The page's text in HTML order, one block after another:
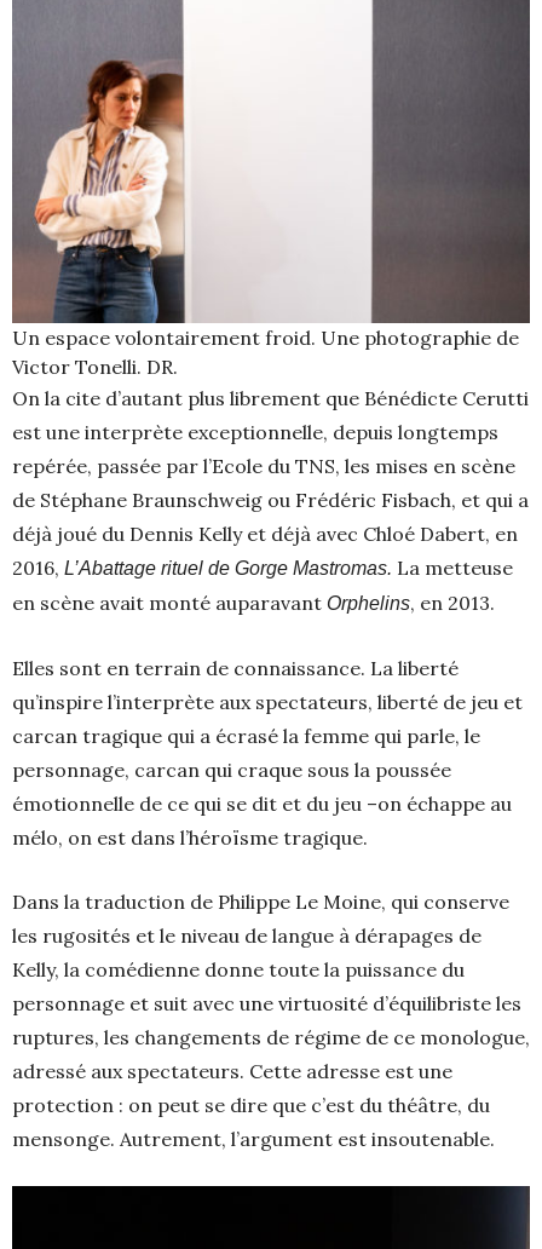
Un espace volontairement froid. Une photographie de
Victor Tonelli. DR.
On la cite d’autant plus librement que Bénédicte Cerutti
est une interprète exceptionnelle, depuis longtemps
repérée, passée par l’Ecole du TNS, les mises en scène
de Stéphane Braunschweig ou Frédéric Fisbach, et qui a
déjà joué du Dennis Kelly et déjà avec Chloé Dabert, en
2016, L’Abattage rituel de Gorge Mastromas. La metteuse
en scène avait monté auparavant Orphelins, en 2013.
Elles sont en terrain de connaissance. La liberté
qu’inspire l’interprète aux spectateurs, liberté de jeu et
carcan tragique qui a écrasé la femme qui parle, le
personnage, carcan qui craque sous la poussée
émotionnelle de ce qui se dit et du jeu –on échappe au
mélo, on est dans l’héroïsme tragique.
Dans la traduction de Philippe Le Moine, qui conserve
les rugosités et le niveau de langue à dérapages de
Kelly, la comédienne donne toute la puissance du
personnage et suit avec une virtuosité d’équilibriste les
ruptures, les changements de régime de ce monologue,
adressé aux spectateurs. Cette adresse est une
protection : on peut se dire que c’est du théâtre, du
mensonge. Autrement, l’argument est insoutenable.